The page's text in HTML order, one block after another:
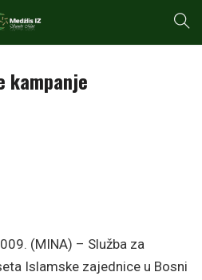
kampanje
(MINA) – Služba za
Islamske zajednice u Bosni